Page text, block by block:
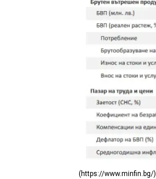
(https://www.minfin.bg/)